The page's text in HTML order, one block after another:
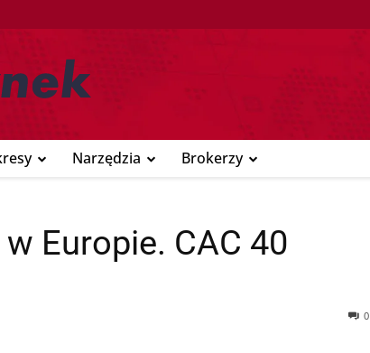
Narzędzia Brokerzy
Europie. CAC 40
0